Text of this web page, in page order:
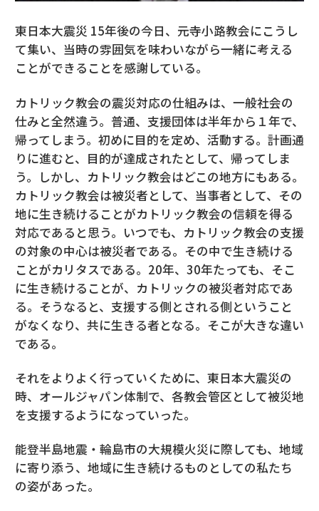
東日本大震災 15年後の今日、元寺小路教会にこうし
て集い、当時の雰囲気を味わいながら一緒に考える
ことができることを感謝している。
カトリック教会の震災対応の仕組みは、一般社会の
仕みと全然違う。普通、支援団体は半年から１年で、
帰ってしまう。初めに目的を定め、活動する。計画通
りに進むと、目的が達成されたとして、帰ってしま
う。しかし、カトリック教会はどこの地方にもある。
カトリック教会は被災者として、当事者として、その
地に生き続けることがカトリック教会の信頼を得る
対応であると思う。いつでも、カトリック教会の支援
の対象の中心は被災者である。その中で生き続ける
ことがカリタスである。20年、30年たっても、そこ
に生き続けることが、カトリックの被災者対応であ
る。そうなると、支援する側とされる側ということ
がなくなり、共に生きる者となる。そこが大きな違い
である。
それをよりよく行っていくために、東日本大震災の
時、オールジャパン体制で、各教会管区として被災地
を支援するようになっていった。
能登半島地震・輪島市の大規模火災に際しても、地域
に寄り添う、地域に生き続けるものとしての私たち
の姿があった。